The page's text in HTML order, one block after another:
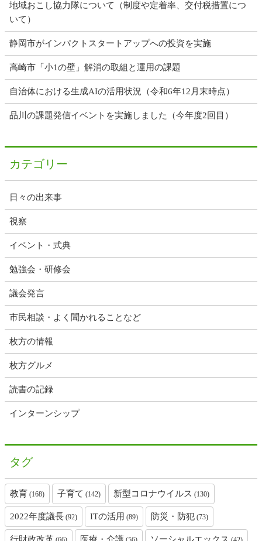
地域おこし協力隊について（制度や定着率、交付税措置につ
いて）
静岡市がインパクトスタートアップへの投資を実施
高崎市「小1の壁」解消の取組と運用の課題
自治体における生成AIの活用状況（令和6年12月末時点）
品川の課題発信イベントを実施しました（今年度2回目）
カテゴリー
日々の出来事
視察
イベント・式典
勉強会・研修会
議会発言
市民相談・よく聞かれることなど
枚方の情報
枚方グルメ
読書の記録
インターンシップ
タグ
教育 (168) 子育て (142) 新型コロナウイルス (130)
2022年度議長 (92) ITの活用 (89) 防災・防犯 (73)